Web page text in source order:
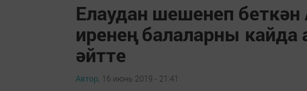
Елаудан шешенеп беткән
иренең балаларны кайда
әйтте
Автор, 16 июнь 2019 - 21:41